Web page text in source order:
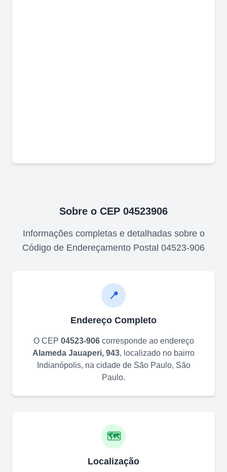
Sobre o CEP 04523906
Informações completas e detalhadas sobre o
Código de Endereçamento Postal 04523-906
📍
Endereço Completo
O CEP 04523-906corresponde ao endereço
Alameda Jauaperi, 943, localizado no bairro
Indianópolis, na cidade de São Paulo, São
Paulo.
🗺️
Localização